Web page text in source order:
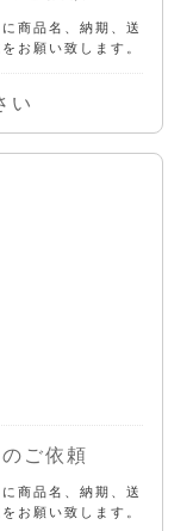
商品名、納期、送
お願い致します。
い
ご依頼
商品名、納期、送
お願い致します。